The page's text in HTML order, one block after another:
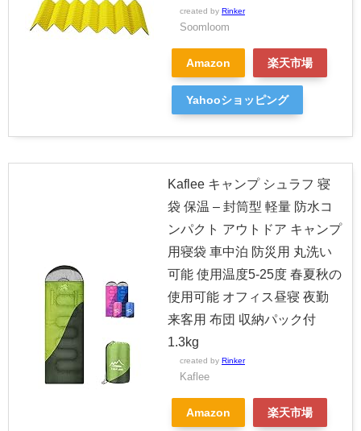
created by Rinker
Soomloom
Amazon 楽天市場
Yahooショッピング
Kaflee キャンプ シュラフ 寝
袋 保温 – 封筒型 軽量 防水コ
ンパクト アウトドア キャンプ
用寝袋 車中泊 防災用 丸洗い
可能 使用温度5-25度 春夏秋の
使用可能 オフィス昼寝 夜勤
来客用 布団 収納パック付
1.3kg
created by Rinker
Kaflee
Amazon 楽天市場